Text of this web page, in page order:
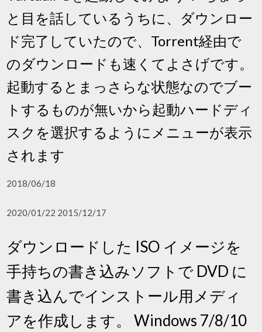
と目を話しているうちに、ダウンロー
ド完了していたので、Torrent経由で
のダウンロードも速くてよさげです。
起動するとまっさらな状態なのでブー
トするものが無いから起動ハードディ
スクを選択するようにメニューが表示
されます
2018/06/18
2020/01/22 2015/12/17
ダウンロードした ISO イメージを
手持ちの書き込みソフトで DVD に
書き込んでインストール用メディ
アを作成します。 Windows 7/8/10